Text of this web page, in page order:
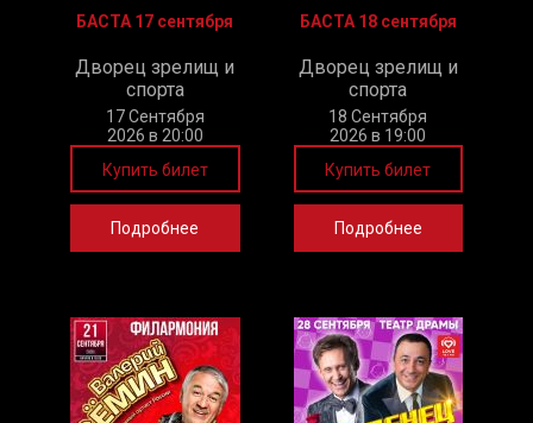
БАСТА 17 сентября
Дворец зрелищ и
спорта
17 Сентября
2026 в 20:00
Купить билет
Подробнее
БАСТА 18 сентября
Дворец зрелищ и
спорта
18 Сентября
2026 в 19:00
Купить билет
Подробнее